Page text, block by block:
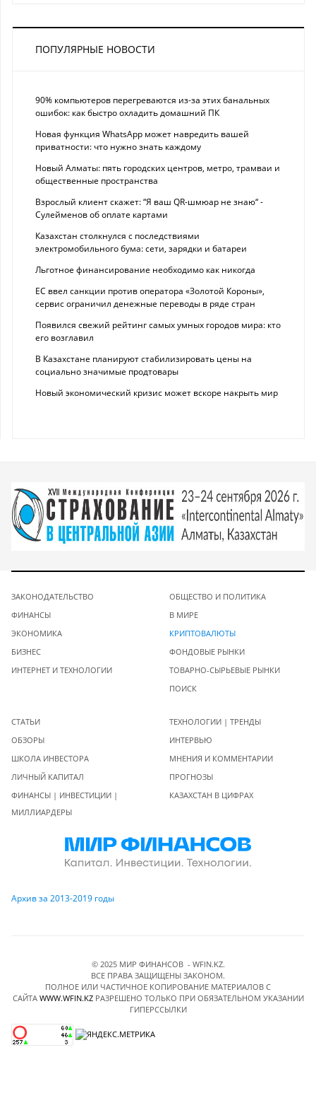
ПОПУЛЯРНЫЕ НОВОСТИ
90% компьютеров перегреваются из-за этих банальных
ошибок: как быстро охладить домашний ПК
Новая функция WhatsApp может навредить вашей
приватности: что нужно знать каждому
Новый Алматы: пять городских центров, метро, трамваи и
общественные пространства
Взрослый клиент скажет: “Я ваш QR-шмюар не знаю“ -
Сулейменов об оплате картами
Казахстан столкнулся с последствиями
электромобильного бума: сети, зарядки и батареи
Льготное финансирование необходимо как никогда
ЕС ввел санкции против оператора «Золотой Короны»,
сервис ограничил денежные переводы в ряде стран
Появился свежий рейтинг самых умных городов мира: кто
его возглавил
В Казахстане планируют стабилизировать цены на
социально значимые продтовары
Новый экономический кризис может вскоре накрыть мир
ЗАКОНОДАТЕЛЬСТВО
ФИНАНСЫ
ЭКОНОМИКА
БИЗНЕС
ИНТЕРНЕТ И ТЕХНОЛОГИИ
ОБЩЕСТВО И ПОЛИТИКА
В МИРЕ
КРИПТОВАЛЮТЫ
ФОНДОВЫЕ РЫНКИ
ТОВАРНО-СЫРЬЕВЫЕ РЫНКИ
ПОИСК
СТАТЬИ
ОБЗОРЫ
ШКОЛА ИНВЕСТОРА
ЛИЧНЫЙ КАПИТАЛ
ФИНАНСЫ | ИНВЕСТИЦИИ |
МИЛЛИАРДЕРЫ
ТЕХНОЛОГИИ | ТРЕНДЫ
ИНТЕРВЬЮ
МНЕНИЯ И КОММЕНТАРИИ
ПРОГНОЗЫ
КАЗАХСТАН В ЦИФРАХ
Архив за 2013-2019 годы
© 2025 МИР ФИНАНСОВ - WFIN.KZ.
ВСЕ ПРАВА ЗАЩИЩЕНЫ ЗАКОНОМ.
ПОЛНОЕ ИЛИ ЧАСТИЧНОЕ КОПИРОВАНИЕ МАТЕРИАЛОВ C
САЙТА WWW.WFIN.KZРАЗРЕШЕНО ТОЛЬКО ПРИ ОБЯЗАТЕЛЬНОМ УКАЗАНИИ
ГИПЕРССЫЛКИ